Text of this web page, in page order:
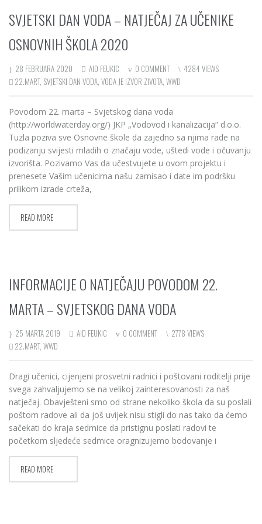
SVJETSKI DAN VODA – NATJEČAJ ZA UČENIKE
OSNOVNIH ŠKOLA 2020
28 FEBRUARA 2020 AID FEUKIC 0 COMMENT
4284 VIEWS
22.MART, SVJETSKI DAN VODA VODA JE IZVOR ZIVOTA WWD
Povodom 22. marta – Svjetskog dana voda
(http://worldwaterday.org/) JKP „Vodovod i kanalizacija“ d.o.o.
Tuzla poziva sve Osnovne škole da zajedno sa njima rade na
podizanju svijesti mladih o značaju vode, uštedi vode i očuvanju
izvorišta. Pozivamo Vas da učestvujete u ovom projektu i
prenesete Vašim učenicima našu zamisao i date im podršku
prilikom izrade crteža,
READ MORE
INFORMACIJE O NATJEČAJU POVODOM 22.
MARTA – SVJETSKOG DANA VODA
25 MARTA 2019 AID FEUKIC 0 COMMENT
2778 VIEWS
22.MART, WWD
Dragi učenici, cijenjeni prosvetni radnici i poštovani roditelji prije
svega zahvaljujemo se na velikoj zainteresovanosti za naš
natječaj. Obavješteni smo od strane nekoliko škola da su poslali
poštom radove ali da još uvijek nisu stigli do nas tako da ćemo
sačekati do kraja sedmice da pristignu poslati radovi te
početkom sljedeće sedmice oragnizujemo bodovanje i
READ MORE